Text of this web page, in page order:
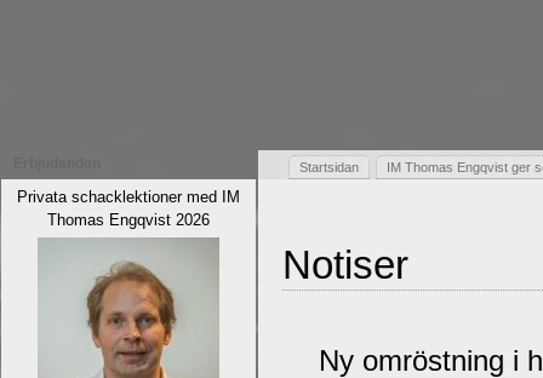
Privata schacklektioner med IM
Thomas Engqvist 2026
Startsidan IM Thomas Engqvist ger
Notiser
Ny omröstning i